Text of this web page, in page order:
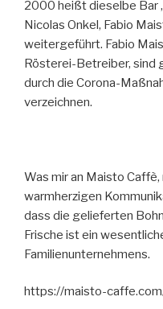
2000 heißt dieselbe Bar
Nicolas Onkel, Fabio
weitergeführt. Fabio
Rösterei-Betreiber, sind
durch die Corona-
verzeichnen.
Was mir an Maisto
warmherzigen
dass die gelieferten
Frische ist ein
Familienunternehmens.
https://maisto-